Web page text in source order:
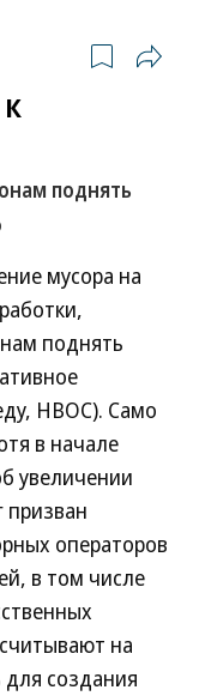
поднять
мусора на
поднять
НВОС). Само
в начале
увеличении
призван
операторов
в том числе
на
создания